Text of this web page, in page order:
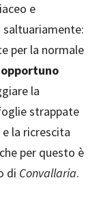
e
saltuariamente:
per la normale
la
strappate
la ricrescita
per questo è
di Convallaria.